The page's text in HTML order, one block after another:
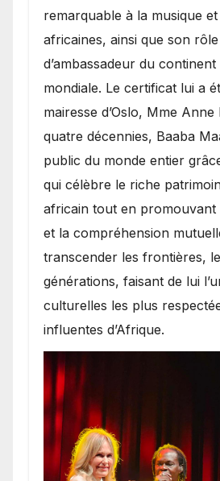
remarquable à la musique
africaines, ainsi que son
d’ambassadeur du continent
mondiale. Le certificat lui a
mairesse d’Oslo, Mme
quatre décennies, Baaba
public du monde entier
qui célèbre le riche
africain tout en promouvant
et la compréhension
transcender les frontières,
générations, faisant de lui
culturelles les plus
influentes d’Afrique.